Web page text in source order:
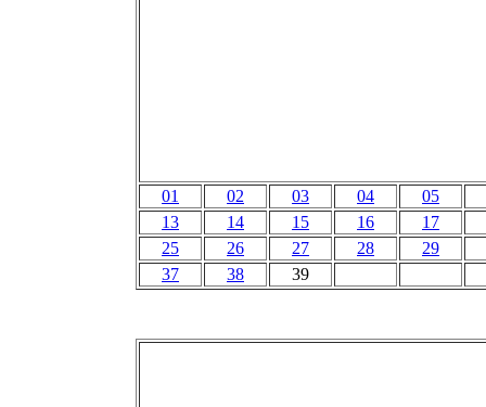
01 02 03 04
05
13
14 15 16
17
25
26 27 28
29
37
38 39